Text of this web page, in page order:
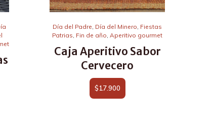
Día del Padre, Día del Minero, Fiestas
Patrias, Fin de año,Aperitivo gourmet
Caja Aperitivo Sabor
Cervecero
$17.900